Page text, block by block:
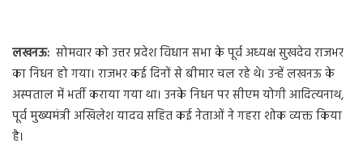
लखनऊ: सोमवार को उत्तर प्रदेश विधान सभा के पूर्व अध्यक्ष सुखदेव राजभर
का निधन हो गया। राजभर कई दिनों से बीमार चल रहे थे। उन्हें लखनऊ के
अस्पताल में भर्ती कराया गया था। उनके निधन पर सीएम योगी आदित्यनाथ,
पूर्व मुख्यमंत्री अखिलेश यादव सहित कई नेताओं ने गहरा शोक व्यक्त किया
है।